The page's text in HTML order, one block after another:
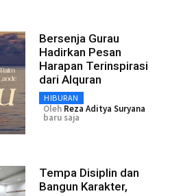
Bersenja Gurau
Hadirkan Pesan
Harapan Terinspirasi
dari Alquran
HIBURAN
Oleh Reza Aditya Suryana
baru saja
Tempa Disiplin dan
Bangun Karakter,